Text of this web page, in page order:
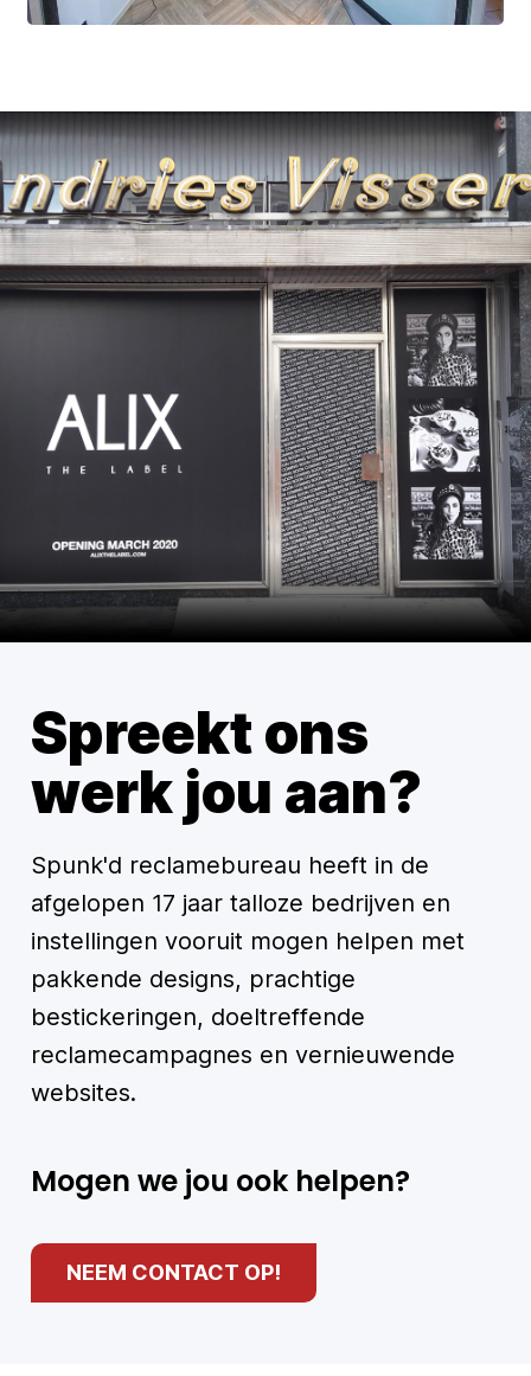
Spreekt ons
werk jou aan?
Spunk'd reclamebureau heeft in de
afgelopen 17 jaar talloze bedrijven en
instellingen vooruit mogen helpen met
pakkende designs, prachtige
bestickeringen, doeltreffende
reclamecampagnes en vernieuwende
websites.
Mogen we jou ook helpen?
NEEM CONTACT OP!